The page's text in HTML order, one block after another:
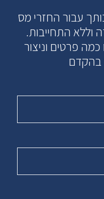
עבור החזרי מס
וללא התחייבות.
פרטים וניצור
בהקדם